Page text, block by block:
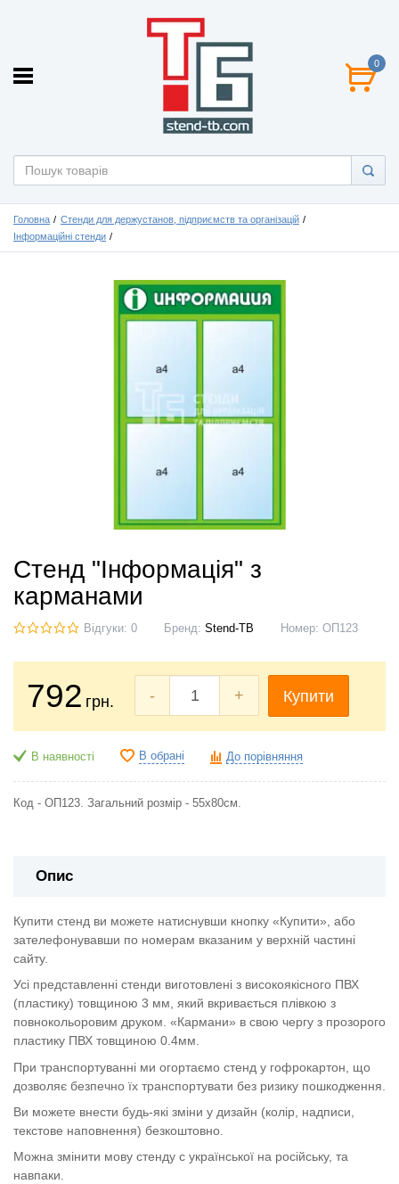
0
Головна
Стенди для держустанов, підприємств та організацій
Інформаційні стенди
Стенд "Інформація" з
карманами
Відгуки: 0 Бренд: Stend-TB Номер: ОП123
792 грн. - + Купити
В наявності В обрані До порівняння
Код - ОП123. Загальний розмір - 55х80см.
Опис
Купити стенд ви можете натиснувши кнопку «Купити», або
зателефонувавши по номерам вказаним у верхній частині
сайту.
Усі представленні стенди виготовлені з високоякісного ПВХ
(пластику) товщиною 3 мм, який вкривається плівкою з
повнокольоровим друком. «Кармани» в свою чергу з прозорого
пластику ПВХ товщиною 0.4мм.
При транспортуванні ми огортаємо стенд у гофрокартон, що
дозволяє безпечно їх транспортувати без ризику пошкодження.
Ви можете внести будь-які зміни у дизайн (колір, надписи,
текстове наповнення) безкоштовно.
Можна змінити мову стенду с української на російську, та
навпаки.